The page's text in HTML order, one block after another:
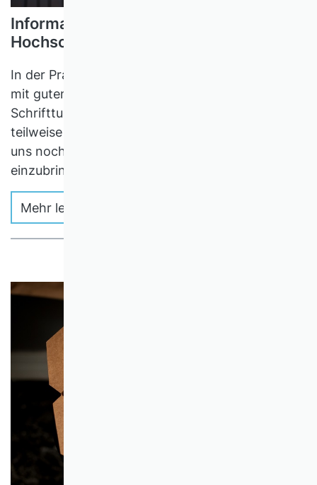
Informationsökonomik in der
Hochschulgovernance
In der Praxis des Hochschulmanagements steckt
mit guten Gründen inzwischen viel BWL. Im
Schrifttum dazu fehlen einschlägige Referenzen
teilweise noch. Ein Beispiel illustriert, dass wir
uns noch mehr anstrengen müssen, uns
einzubringen.
Mehr lesen